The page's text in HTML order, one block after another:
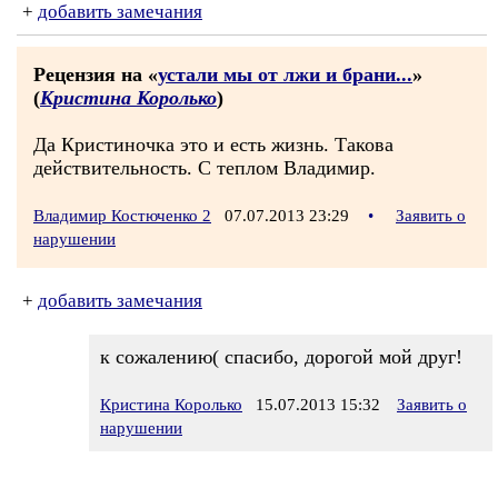
+ добавить замечания
Рецензия на «устали мы от лжи и брани...»
(Кристина Королько)
Да Кристиночка это и есть жизнь. Такова
действительность. С теплом Владимир.
Владимир Костюченко 2 07.07.2013 23:29 •
Заявить о
нарушении
+ добавить замечания
к сожалению( спасибо, дорогой мой друг!
Кристина Королько 15.07.2013 15:32
Заявить о
нарушении